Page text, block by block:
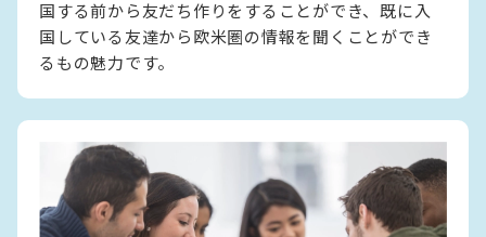
国する前から友だち作りをすることができ、既に入
国している友達から欧米圏の情報を聞くことができ
るもの魅力です。